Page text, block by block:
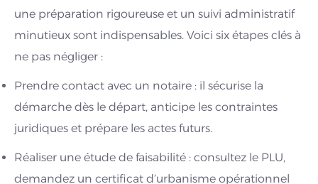
une préparation rigoureuse et un suivi administratif
minutieux sont indispensables. Voici six étapes clés à
ne pas négliger :
Prendre contact avec un notaire : il sécurise la
démarche dès le départ, anticipe les contraintes
juridiques et prépare les actes futurs.
Réaliser une étude de faisabilité : consultez le PLU,
demandez un certificat d’urbanisme opérationnel